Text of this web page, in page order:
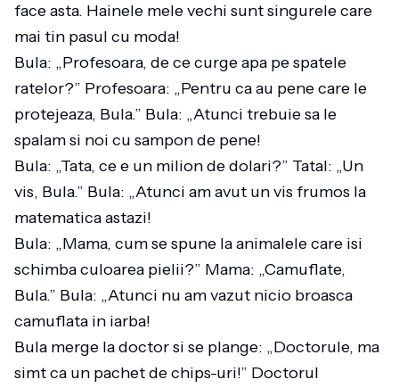
face asta. Hainele mele vechi sunt singurele care
mai tin pasul cu moda!
Bula: „Profesoara, de ce curge apa pe spatele
ratelor?” Profesoara: „Pentru ca au pene care le
protejeaza, Bula.” Bula: „Atunci trebuie sa le
spalam si noi cu sampon de pene!
Bula: „Tata, ce e un milion de dolari?” Tatal: „Un
vis, Bula.” Bula: „Atunci am avut un vis frumos la
matematica astazi!
Bula: „Mama, cum se spune la animalele care isi
schimba culoarea pielii?” Mama: „Camuflate,
Bula.” Bula: „Atunci nu am vazut nicio broasca
camuflata in iarba!
Bula merge la doctor si se plange: „Doctorule, ma
simt ca un pachet de chips-uri!” Doctorul